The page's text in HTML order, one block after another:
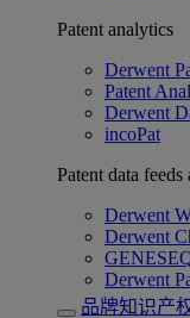
Patent analytics
Derwent
Patent
Derwent
incoPat
Patent data
Derwent
Derwent
Derwent
品牌知识产